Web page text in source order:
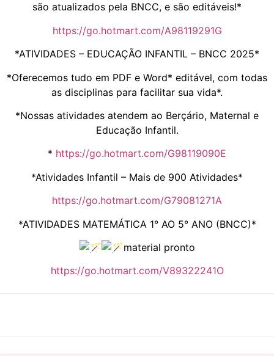
são atualizados pela BNCC, e são editáveis!*
https://go.hotmart.com/A98119291G
*ATIVIDADES – EDUCAÇÃO INFANTIL – BNCC 2025*
*Oferecemos tudo em PDF e Word* editável, com todas
as disciplinas para facilitar sua vida*.
*Nossas atividades atendem ao Berçário, Maternal e
Educação Infantil.
* https://go.hotmart.com/G98119090E
*Atividades Infantil – Mais de 900 Atividades*
https://go.hotmart.com/G79081271A
*ATIVIDADES MATEMÁTICA 1° AO 5° ANO (BNCC)*
material pronto
https://go.hotmart.com/V89322241O